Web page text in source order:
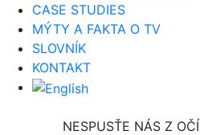
CASE STUDIES
MÝTY A FAKTA O TV
SLOVNÍK
KONTAKT
NESPUSŤE NÁS Z OČÍ